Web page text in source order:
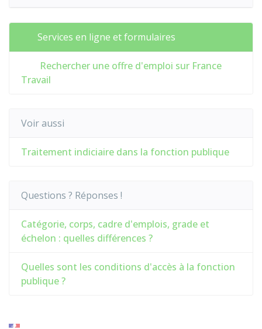
Services en ligne et formulaires
Rechercher une offre d'emploi sur France
Travail
Voir aussi
Traitement indiciaire dans la fonction publique
Questions ? Réponses !
Catégorie, corps, cadre d'emplois, grade et
échelon : quelles différences ?
Quelles sont les conditions d'accès à la fonction
publique ?